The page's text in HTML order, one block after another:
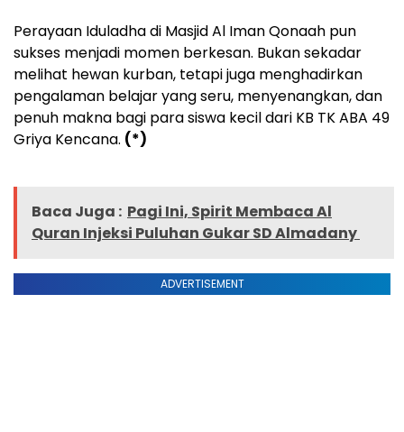
‎Perayaan Iduladha di Masjid Al Iman Qonaah pun
sukses menjadi momen berkesan. Bukan sekadar
melihat hewan kurban, tetapi juga menghadirkan
pengalaman belajar yang seru, menyenangkan, dan
penuh makna bagi para siswa kecil dari KB TK ABA 49
Griya Kencana. (*)
Baca Juga : Pagi Ini, Spirit Membaca Al
Quran Injeksi Puluhan Gukar SD Almadany
ADVERTISEMENT